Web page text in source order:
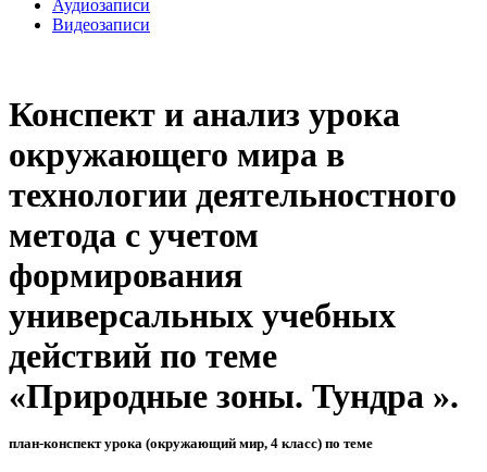
Аудиозаписи
Видеозаписи
Конспект и анализ урока
окружающего мира в
технологии деятельностного
метода с учетом
формирования
универсальных учебных
действий по теме
«Природные зоны. Тундра ».
план-конспект урока (окружающий мир, 4 класс) по теме